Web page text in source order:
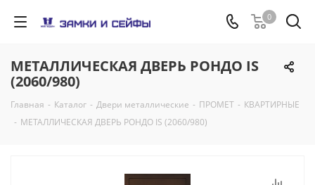
0
МЕТАЛЛИЧЕСКАЯ ДВЕРЬ РОНДО IS
(2060/980)
Главная - Каталог - Двери металлические - ПРОМЕТ - КВАРТИРНЫЕ
- МЕТАЛЛИЧЕСКАЯ ДВЕРЬ РОНДО IS (2060/980)